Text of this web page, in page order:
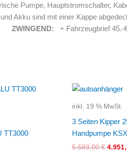
Pumpe, Hauptstromschalter,
Akku sind mit einer Kappe
€ ZWINGEND: + Fahrzeugbrief 45.-
TT3000
inkl. 19 % MwSt.
3 Seiten Kipper
Handpumpe
5.593,00€
Preis
war: